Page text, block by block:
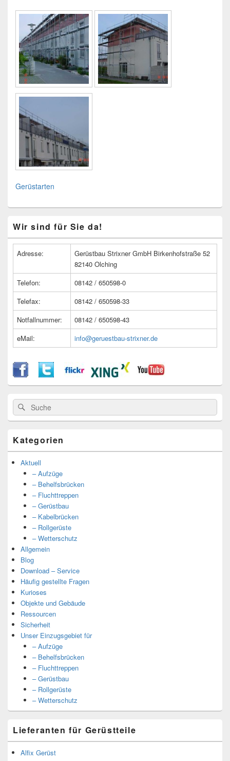
Gerüstarten
Seitenleisten
Widget-
Wir sind für Sie da!
Adresse:
Gerüstbau Strixner GmbH Birkenhofstraße 52
82140 Olching
Telefon:
08142 / 650598-0
Telefax:
08142 / 650598-33
Notfallnummer:
08142 / 650598-43
eMail:
info@geruestbau-strixner.de
Suche
nach:
Suche
Kategorien
Aktuell
– Aufzüge
– Behelfsbrücken
– Fluchttreppen
– Gerüstbau
– Kabelbrücken
– Rollgerüste
– Wetterschutz
Allgemein
Blog
Download – Service
Häufig gestellte Fragen
Kurioses
Objekte und Gebäude
Ressourcen
Sicherheit
Unser Einzugsgebiet für
– Aufzüge
– Behelfsbrücken
– Fluchttreppen
– Gerüstbau
– Rollgerüste
– Wetterschutz
Lieferanten für Gerüstteile
Alfix Gerüst